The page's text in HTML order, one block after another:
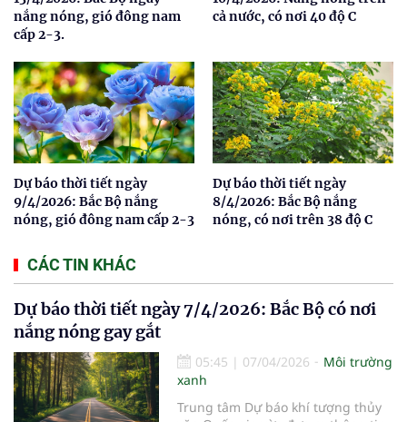
nắng nóng, gió đông nam
cấp 2-3.
cả nước, có nơi 40 độ C
Dự báo thời tiết ngày
9/4/2026: Bắc Bộ nắng
nóng, gió đông nam cấp 2-3
Dự báo thời tiết ngày
8/4/2026: Bắc Bộ nắng
nóng, có nơi trên 38 độ C
CÁC TIN KHÁC
Dự báo thời tiết ngày 7/4/2026: Bắc Bộ có nơi
nắng nóng gay gắt
05:45 | 07/04/2026
Môi trường
xanh
Trung tâm Dự báo khí tượng thủy